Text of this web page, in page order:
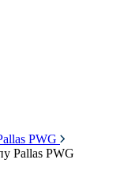
PWG
Pallas PWG